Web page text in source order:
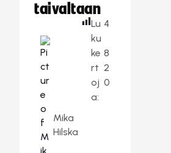
taivaltaan
Mika
Hilska
Lu
ku
ke
rt
oj
a:
4
8
2
0